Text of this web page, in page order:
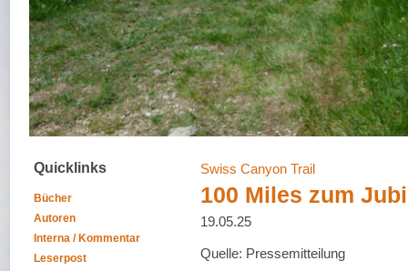
Quicklinks
Bücher
Autoren
Interna / Kommentar
Leserpost
Swiss Canyon Trail
100 Miles zum
19.05.25
Quelle: Pressemitteilung